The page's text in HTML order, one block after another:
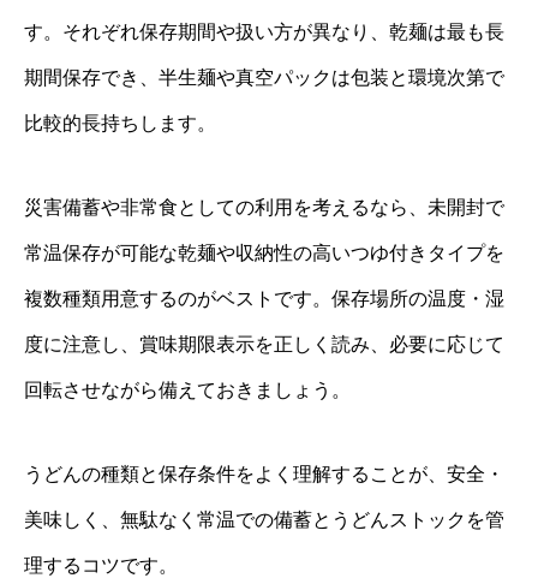
す。それぞれ保存期間や扱い方が異なり、乾麺は最も長
期間保存でき、半生麺や真空パックは包装と環境次第で
比較的長持ちします。
災害備蓄や非常食としての利用を考えるなら、未開封で
常温保存が可能な乾麺や収納性の高いつゆ付きタイプを
複数種類用意するのがベストです。保存場所の温度・湿
度に注意し、賞味期限表示を正しく読み、必要に応じて
回転させながら備えておきましょう。
うどんの種類と保存条件をよく理解することが、安全・
美味しく、無駄なく常温での備蓄とうどんストックを管
理するコツです。